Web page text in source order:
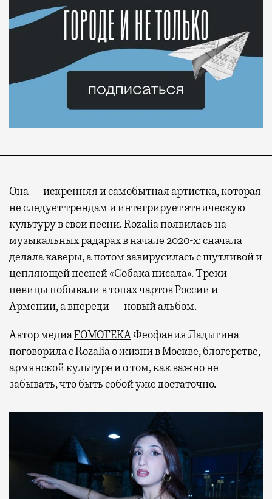
Она — искренняя и самобытная артистка, которая
не следует трендам и интегрирует этническую
культуру в свои песни. Rozalia появилась на
музыкальных радарах в начале 2020-х: сначала
делала каверы, а потом завирусилась с шутливой и
цепляющей песней «Собака писала». Треки
певицы побывали в топах чартов России и
Армении, а впереди — новый альбом.
Автор медиаFOMOTEKAФеофания Ладыгина
поговорила с Rozalia о жизни в Москве, блогерстве,
армянской культуре и о том, как важно не
забывать, что быть собой уже достаточно.